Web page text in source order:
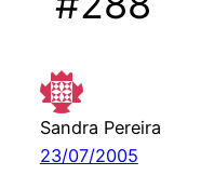
Sandra Pereira
23/07/2005